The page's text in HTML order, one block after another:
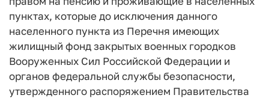
пунктах, которые до исключения данного
населенного пункта из Перечня имеющих
жилищный фонд закрытых военных городков
Вооруженных Сил Российской Федерации и
органов федеральной службы безопасности,
утвержденного распоряжением Правительства